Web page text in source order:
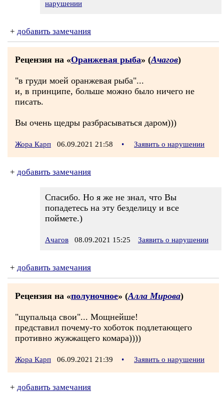
нарушении
+ добавить замечания
Рецензия на «Оранжевая рыба» (Ачагов)
"в груди моей оранжевая рыба"...
и, в принципе, больше можно было ничего не
писать.
Вы очень щедры разбрасываться даром)))
Жора Карп 06.09.2021 21:58 • Заявить о нарушении
+ добавить замечания
Спасибо. Но я же не знал, что Вы
попадетесь на эту безделицу и все
поймете.)
Ачагов 08.09.2021 15:25 Заявить о нарушении
+ добавить замечания
Рецензия на «полуночное» (Алла Мирова)
"щупальца свои"... Мощнейше!
представил почему-то хоботок подлетающего
противно жужжащего комара))))
Жора Карп 06.09.2021 21:39 • Заявить о нарушении
+ добавить замечания